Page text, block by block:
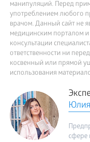
манипуляций. Перед
употреблением любого
врачом. Данный сайт не
медицинским порталом
консультации
ответственности ни
косвенный или прямой
использования
сфере